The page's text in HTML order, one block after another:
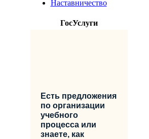
Наставничество
ГосУслуги
Есть предложения
по организации
учебного
процесса или
знаете, как